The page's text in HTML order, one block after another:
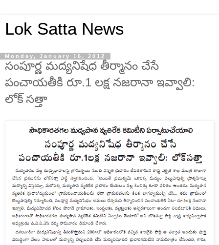
Lok Satta News
Monday, January 16, 2012
సంపూర్ణ మద్యనిషేధ తీర్మానం చేసే
పంచాయతీకి రూ.1 లక్ష నజరానా ఇవ్వాలి:
లోక్ సత్తా